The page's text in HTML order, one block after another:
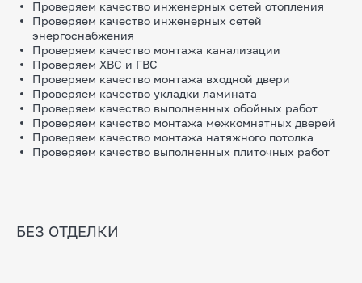
Проверяем качество инженерных сетей отопления
Проверяем качество инженерных сетей
энергоснабжения
Проверяем качество монтажа канализации
Проверяем ХВС и ГВС
Проверяем качество монтажа входной двери
Проверяем качество укладки ламината
Проверяем качество выполненных обойных работ
Проверяем качество монтажа межкомнатных дверей
Проверяем качество монтажа натяжного потолка
Проверяем качество выполненных плиточных работ
БЕЗ ОТДЕЛКИ